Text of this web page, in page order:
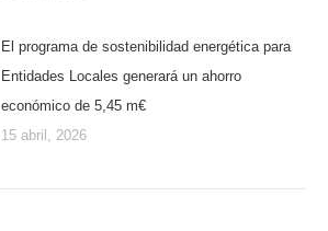
El programa de sostenibilidad energética para
Entidades Locales generará un ahorro
económico de 5,45 m€
15 abril, 2026